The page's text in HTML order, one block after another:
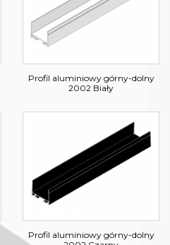
Profil aluminiowy górny-dolny
2002 Biały
Profil aluminiowy górny-dolny